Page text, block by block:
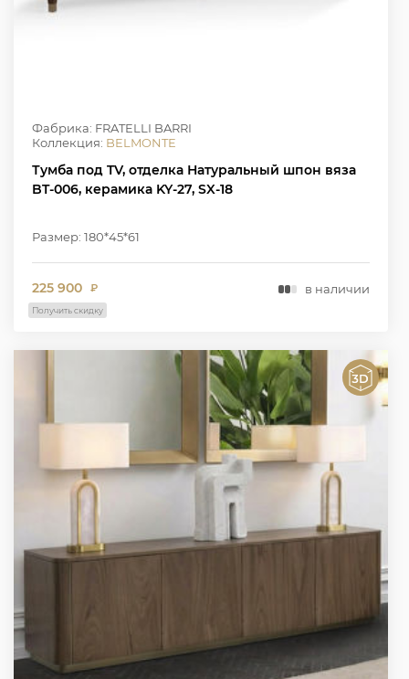
Фабрика: FRATELLI BARRI
Коллекция: BELMONTE
Тумба под TV, отделка Натуральный шпон вяза
BT-006, керамика KY-27, SX-18
Размер: 180*45*61
225 900 ₽ в наличии
Получить скидку